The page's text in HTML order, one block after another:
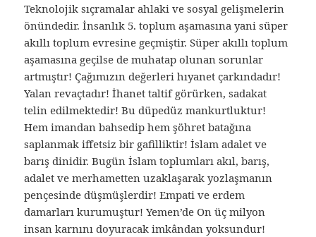
Teknolojik sıçramalar ahlaki ve sosyal gelişmelerin
önündedir. İnsanlık 5. toplum aşamasına yani süper
akıllı toplum evresine geçmiştir. Süper akıllı toplum
aşamasına geçilse de muhatap olunan sorunlar
artmıştır! Çağımızın değerleri hıyanet çarkındadır!
Yalan revaçtadır! İhanet taltif görürken, sadakat
telin edilmektedir! Bu düpedüz mankurtluktur!
Hem imandan bahsedip hem şöhret batağına
saplanmak iffetsiz bir gafilliktir! İslam adalet ve
barış dinidir. Bugün İslam toplumları akıl, barış,
adalet ve merhametten uzaklaşarak yozlaşmanın
pençesinde düşmüşlerdir! Empati ve erdem
damarları kurumuştur! Yemen’de On üç milyon
insan karnını doyuracak imkândan yoksundur!